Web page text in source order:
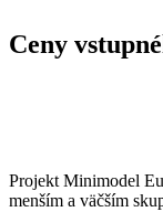
Ceny
Projekt Minimodel
menším a väčším